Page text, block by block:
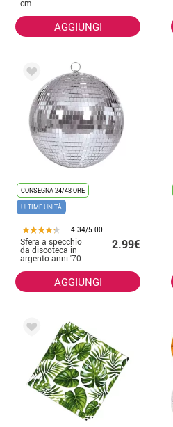
cm
AGGIUNGI
CONSEGNA 24/48 ORE
ULTIME UNITÀ
4.34/5.00
Sfera a specchio
da discoteca in
argento anni '70
da 10 cm
2.99€
AGGIUNGI